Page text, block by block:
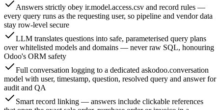
Answers strictly obey ir.model.access.csv and record rules —
every query runs as the requesting user, so pipeline and vendor data
stay row-level secure
LLM translates questions into safe, parameterised query plans
over whitelisted models and domains — never raw SQL, honouring
Odoo's ORM safety
Full conversation logging to a dedicated askodoo.conversation
model with user, timestamp, question, resolved query and answer for
audit and QA
Smart record linking — answers include clickable references